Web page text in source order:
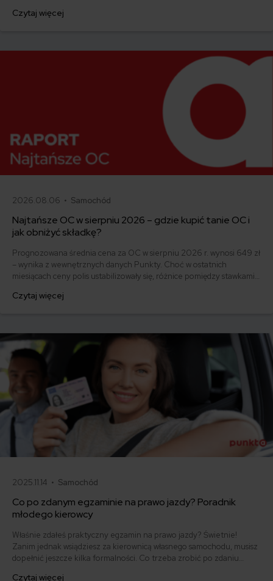
ofertę lub zdecydowałeś się sprzedać samochód w trakcie trwania
Czytaj więcej
2026.08.06 • Samochód
Najtańsze OC w sierpniu 2026 – gdzie kupić tanie OC i
jak obniżyć składkę?
Prognozowana średnia cena za OC w sierpniu 2026 r. wynosi 649 zł
– wynika z wewnętrznych danych Punkty. Choć w ostatnich
miesiącach ceny polis ustabilizowały się, różnice pomiędzy stawkami
500 zł, inni – powyżej 1500 zł. Gdzie znaleźć najtańsze OC w Polsce
Czytaj więcej
2025.11.14 • Samochód
Co po zdanym egzaminie na prawo jazdy? Poradnik
młodego kierowcy
Właśnie zdałeś praktyczny egzamin na prawo jazdy? Świetnie!
Zanim jednak wsiądziesz za kierownicą własnego samochodu, musisz
dopełnić jeszcze kilka formalności. Co trzeba zrobić po zdaniu
Czytaj więcej